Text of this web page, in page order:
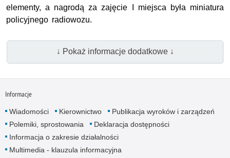
elementy, a nagrodą za zajęcie I miejsca była miniatura
policyjnego radiowozu.
↓ Pokaż informacje dodatkowe ↓
Informacje
Wiadomości Kierownictwo
Publikacja wyroków i zarządzeń
Polemiki, sprostowania
Deklaracja dostępności
Informacja o zakresie działalności
Multimedia - klauzula informacyjna